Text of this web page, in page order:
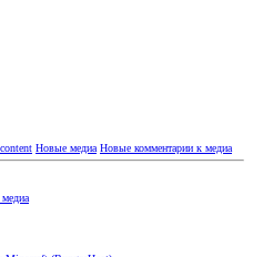
Новые медиа Новые комментарии к медиа